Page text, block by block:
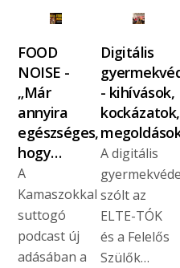
FOOD
NOISE -
„Már
annyira
egészséges,
hogy…
A
Kamaszokkal
suttogó
podcast új
adásában a
Digitális
- kihívások,
kockázatok,
A digitális
szólt az
ELTE-TÓK
és a Felelős
Szülők…